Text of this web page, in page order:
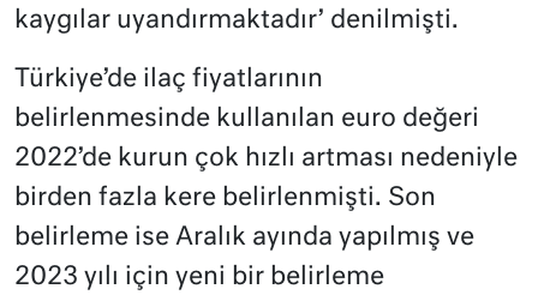
kaygılar uyandırmaktadır’ denilmişti.
Türkiye’de ilaç fiyatlarının
belirlenmesinde kullanılan euro değeri
2022’de kurun çok hızlı artması nedeniyle
birden fazla kere belirlenmişti. Son
belirleme ise Aralık ayında yapılmış ve
2023 yılı için yeni bir belirleme